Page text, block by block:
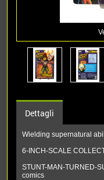
Dettagli
Wielding supernatural
6-INCH-SCALE
STUNT-MAN-TURNED-
comics